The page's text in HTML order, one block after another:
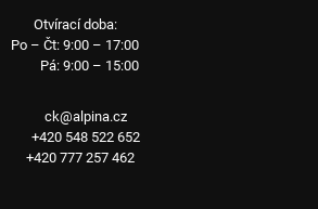
Otvírací doba:
Po – Čt: 9:00 – 17:00
Pá: 9:00 – 15:00
ck@alpina.cz
+420 548 522 652
+420 777 257 462